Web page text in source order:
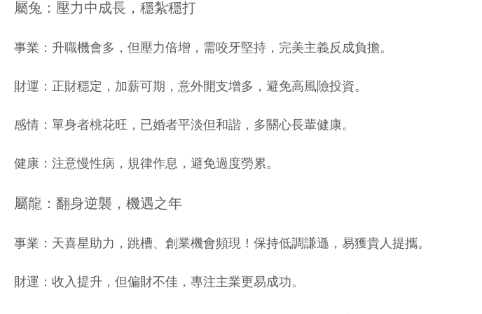
屬兔：壓力中成長，穩紮穩打
事業：升職機會多，但壓力倍增，需咬牙堅持，完美主義反成負擔。
財運：正財穩定，加薪可期，意外開支增多，避免高風險投資。
感情：單身者桃花旺，已婚者平淡但和諧，多關心長輩健康。
健康：注意慢性病，規律作息，避免過度勞累。
屬龍：翻身逆襲，機遇之年
事業：天喜星助力，跳槽、創業機會頻現！保持低調謙遜，易獲貴人提攜。
財運：收入提升，但偏財不佳，專注主業更易成功。